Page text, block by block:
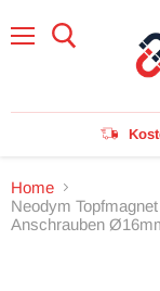
Home
Neodym
Anschrauben